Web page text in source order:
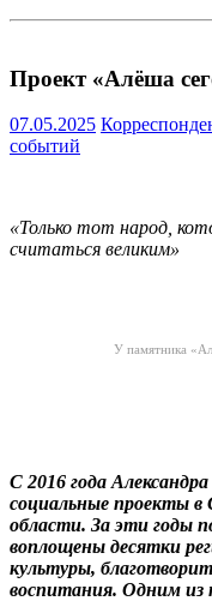
Проект «Алёша
07.05.2025
событий
«Только тот народ,
считаться великим»
У памятника
С 2016 года
социальные проекты в
области. За эти годы
воплощены десятки
культуры,
воспитания. Одним из